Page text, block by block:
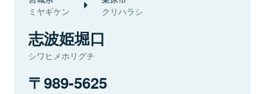
ミヤギケン クリハラシ
志波姫堀口
シワヒメホリグチ
989-5625